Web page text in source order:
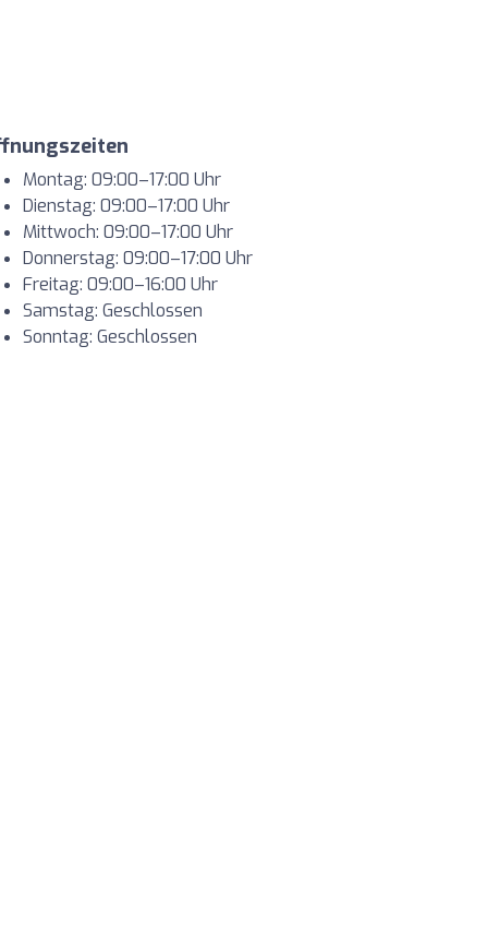
Montag: 09:00–17:00 Uhr
Dienstag: 09:00–17:00 Uhr
Mittwoch: 09:00–17:00 Uhr
Donnerstag: 09:00–17:00 Uhr
Freitag: 09:00–16:00 Uhr
Samstag: Geschlossen
Sonntag: Geschlossen